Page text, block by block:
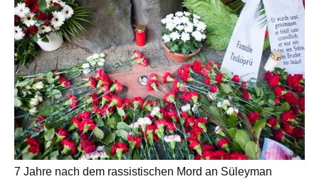
7 Jahre nach dem rassistischen Mord an Süleyman